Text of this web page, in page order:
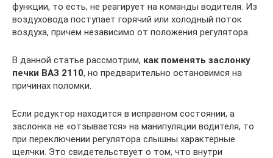
функции, то есть, не реагирует на команды водителя. Из
воздуховода поступает горячий или холодный поток
воздуха, причем независимо от положения регулятора.
В данной статье рассмотрим, как поменять заслонку
печки ВАЗ 2110, но предварительно остановимся на
причинах поломки.
Если редуктор находится в исправном состоянии, а
заслонка не «отзывается» на манипуляции водителя, то
при переключении регулятора слышны характерные
щелчки. Это свидетельствует о том, что внутри